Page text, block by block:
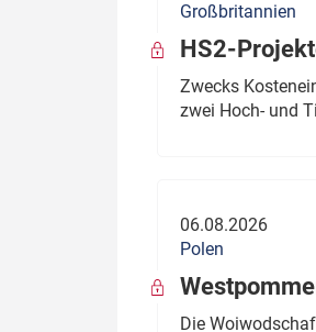
Großbritannien
HS2-
Zwecks
zwei Hoch- und
06.08.2026
Polen
Die